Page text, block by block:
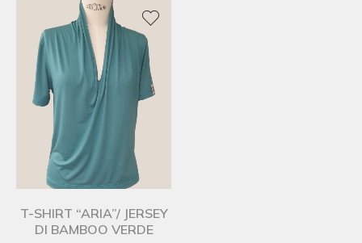
T-SHIRT “ARIA”/ JERSEY
DI BAMBOO VERDE